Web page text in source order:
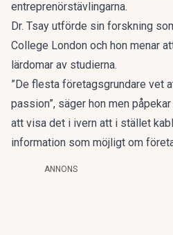
entreprenörstävlingarna.
Dr. Tsay utförde sin forskning
College London och hon menar
lärdomar av studierna.
”De flesta företagsgrundare vet
passion”, säger hon men
att visa det i ivern att i stället
information som möjligt om
ANNONS